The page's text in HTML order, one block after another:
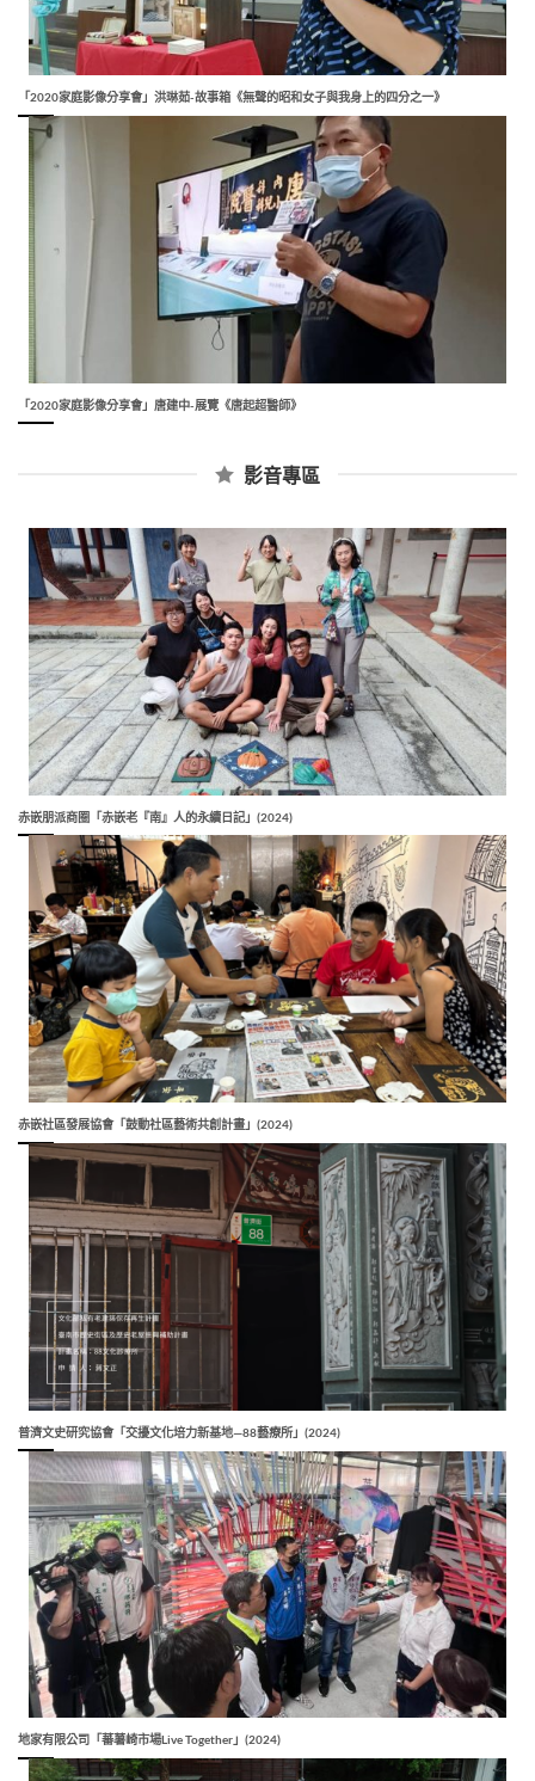
「2020家庭影像分享會」洪琳茹-故事箱《無聲的昭和女子與我身上的四分之一》
「2020家庭影像分享會」唐建中-展覽《唐起超醫師》
影音專區
赤嵌朋派商圈「赤嵌老『南』人的永續日記」(2024)
赤嵌社區發展協會「鼓動社區藝術共創計畫」(2024)
普濟文史研究協會「交擾文化培力新基地—88藝療所」(2024)
地家有限公司「蕃薯崎市場Live Together」(2024)